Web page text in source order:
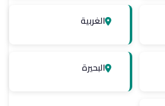
الغربية
البحيرة